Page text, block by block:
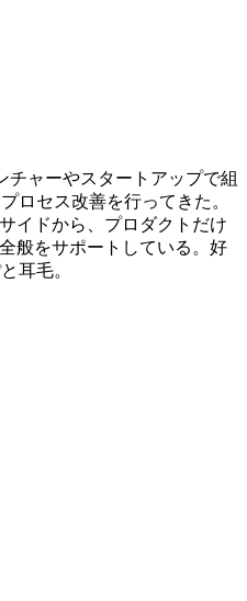
チャーやスタートアップで組
ロセス改善を行ってきた。
イドから、プロダクトだけ
般をサポートしている。好
耳毛。